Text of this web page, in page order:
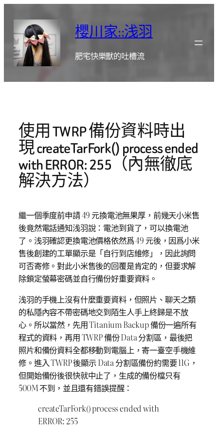
櫻川家::浅羽
肥宅快樂獸的吐槽流
使用 TWRP 備份資料時出
現 createTarFork() process ended
with ERROR: 255（內無徹底
解決方法）
繼一個季度前申請 49 元換電池無果厚，前幾天小米售
後竟然電話通知浅羽說：電池到貨了，可以換電池
了。浅羽確認更換電池價格依然爲 49 元後，因爲小米
售後創建的工單顯示是「自行到店維修」，因此詢問
可否寄修。對此小米售後的回覆是肯定的，但要求解
除鎖定螢幕密碼並自行備份好重要資料。
浅羽的手機上沒有什麼重要資料，但照片、聊天之類
的私隱內容不帶密碼地交到陌生人手上終歸是不放
心。所以當然，先用 Titanium Backup 備份一遍所有
程式的資料，再用 TWRP 備份 Data 分割區，最後把
照片和備份資料全都移動到電腦上，寄一臺空手機維
修。進入 TWRP 後顯示 Data 分割區備份約需要 11G，
但開始備份後很快就中止了，生成的備份檔只有
500M 不到，並且還有錯誤提醒：
createTarFork() process ended with
ERROR: 255